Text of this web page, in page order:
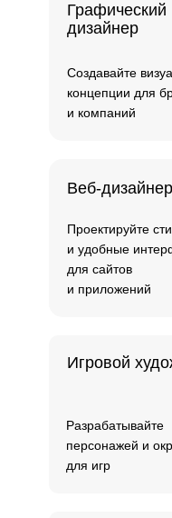
Графический
дизайнер
Создавайте
концепции для
и компаний
Веб-дизайнер
Проектируйте
и удобные
для сайтов
и приложений
Игровой
Разрабатывайте
персонажей и
для игр